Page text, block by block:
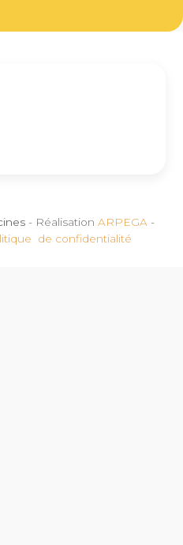
- Réalisation ARPEGA -
de confidentialité